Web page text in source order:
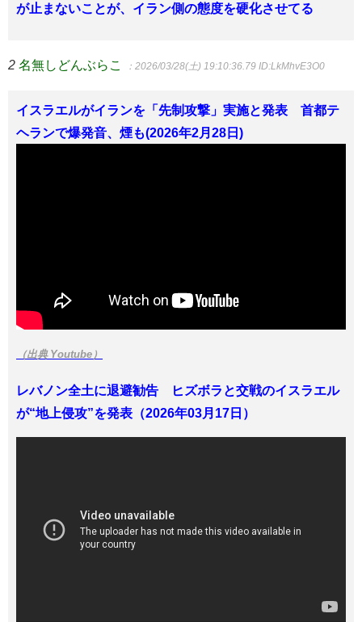
が止まないことが、イラン側の態度を硬化させてる
2 名無しどんぶらこ ：2026/03/28(土) 19:10:36.79 ID:LkMhvE3O0
イスラエルがイランを「先制攻撃」実施と発表 首都テ
ヘランで爆発音、煙も(2026年2月28日)
（出典 Youtube）
レバノン全土に退避勧告 ヒズボラと交戦のイスラエル
が“地上侵攻”を発表（2026年03月17日）